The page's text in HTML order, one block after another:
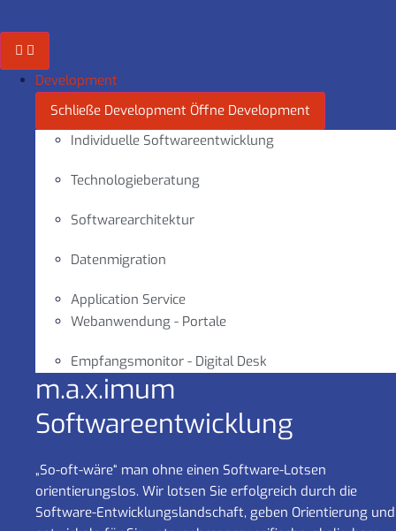
Inhalt
springen
Development
Schließe Development Öffne Development
Individuelle Softwareentwicklung
Technologieberatung
Softwarearchitektur
Datenmigration
Application Service
Webanwendung - Portale
Empfangsmonitor - Digital Desk
m.a.x.imum
Software­entwicklung
„So-oft-wäre“ man ohne einen Software-Lotsen
orientierungslos. Wir lotsen Sie erfolgreich durch die
Software-Entwicklungslandschaft, geben Orientierung und